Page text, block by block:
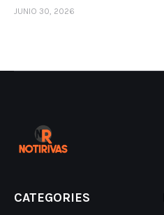
JUNIO 30, 2026
CATEGORIES